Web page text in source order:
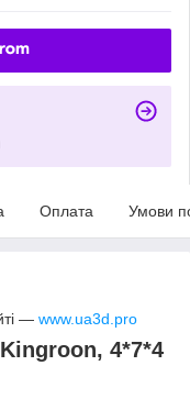
Оплата Умови
— www.ua3d.pro
4*7*4